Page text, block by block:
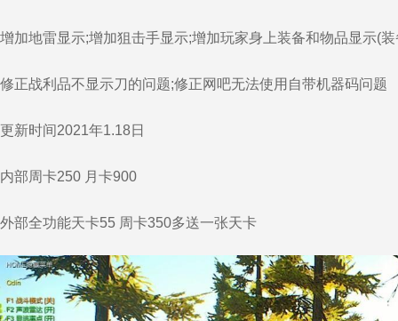
增加地雷显示;增加狙击手显示;增加玩家身上装备和物品显示(
修正战利品不显示刀的问题;修正网吧无法使用自带机器码问题
更新时间2021年1.18日
内部周卡250 月卡900
外部全功能天卡55 周卡350多送一张天卡